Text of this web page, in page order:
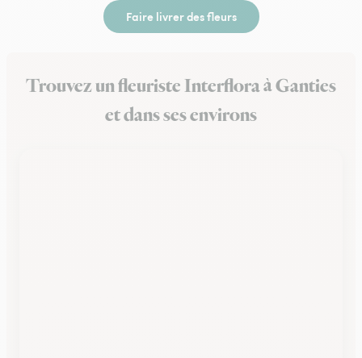
Faire livrer des fleurs
Trouvez un fleuriste Interflora à Ganties
et dans ses environs